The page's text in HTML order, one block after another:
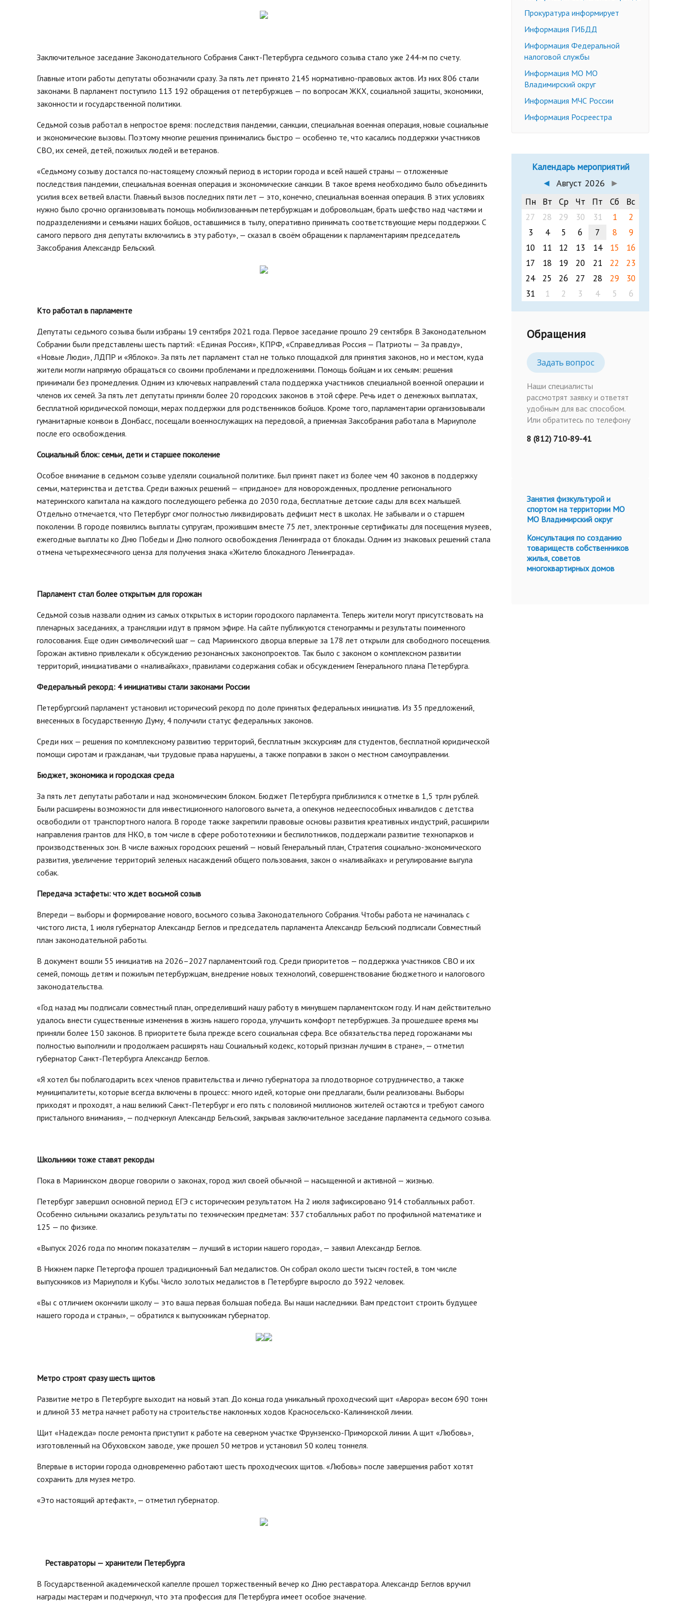
Интерактивная выставка
Антикоррупционная деятельность
Сведения о выборах
Чтобы помнили
Порядок поступления на
муниципальную службу, Вакансии
Газета «Владимирский округ»
Результаты проверок
Статистическая информация
Муниципальный заказ
потребительский рынок
Информация для мигрантов
Недееспособные граждане
Эмансипация
Изменение имени и фамилии
несовершеннолетнему до 14 лет
Формы заявлений
Действующее законодательство
Заключительное заседание Законодательного Собрания Санкт-Петербурга седьмого созыва стало уже 244-м по счету.
Главные итоги работы депутаты обозначили сразу. За пять лет принято 2145 нормативно-правовых актов. Из них 806 стали
законами. В парламент поступило 113 192 обращения от петербуржцев — по вопросам ЖКХ, социальной защиты, экономики,
законности и государственной политики.
Седьмой созыв работал в непростое время: последствия пандемии, санкции, специальная военная операция, новые социальные
и экономические вызовы. Поэтому многие решения принимались быстро — особенно те, что касались поддержки участников
СВО, их семей, детей, пожилых людей и ветеранов.
«Седьмому созыву достался по-настоящему сложный период в истории города и всей нашей страны — отложенные
последствия пандемии, специальная военная операция и экономические санкции. В такое время необходимо было объединить
усилия всех ветвей власти. Главный вызов последних пяти лет — это, конечно, специальная военная операция. В этих условиях
нужно было срочно организовывать помощь мобилизованным петербуржцам и добровольцам, брать шефство над частями и
подразделениями и семьями наших бойцов, оставшимися в тылу, оперативно принимать соответствующие меры поддержки. С
самого первого дня депутаты включились в эту работу», — сказал в своём обращении к парламентариям председатель
Заксобрания Александр Бельский.
Кто работал в парламенте
Депутаты седьмого созыва были избраны 19 сентября 2021 года. Первое заседание прошло 29 сентября. В Законодательном
Собрании были представлены шесть партий: «Единая Россия», КПРФ, «Справедливая Россия — Патриоты — За правду»,
«Новые Люди», ЛДПР и «Яблоко». За пять лет парламент стал не только площадкой для принятия законов, но и местом, куда
жители могли напрямую обращаться со своими проблемами и предложениями. Помощь бойцам и их семьям: решения
принимали без промедления. Одним из ключевых направлений стала поддержка участников специальной военной операции и
членов их семей. За пять лет депутаты приняли более 20 городских законов в этой сфере. Речь идет о денежных выплатах,
бесплатной юридической помощи, мерах поддержки для родственников бойцов. Кроме того, парламентарии организовывали
гуманитарные конвои в Донбасс, посещали военнослужащих на передовой, а приемная Заксобрания работала в Мариуполе
после его освобождения.
Социальный блок: семьи, дети и старшее поколение
Особое внимание в седьмом созыве уделяли социальной политике. Был принят пакет из более чем 40 законов в поддержку
семьи, материнства и детства. Среди важных решений — «приданое» для новорожденных, продление регионального
материнского капитала на каждого последующего ребенка до 2030 года, бесплатные детские сады для всех малышей.
Отдельно отмечается, что Петербург смог полностью ликвидировать дефицит мест в школах. Не забывали и о старшем
поколении. В городе появились выплаты супругам, прожившим вместе 75 лет, электронные сертификаты для посещения музеев,
ежегодные выплаты ко Дню Победы и Дню полного освобождения Ленинграда от блокады. Одним из знаковых решений стала
отмена четырехмесячного ценза для получения знака «Жителю блокадного Ленинграда».
Парламент стал более открытым для горожан
Седьмой созыв назвали одним из самых открытых в истории городского парламента. Теперь жители могут присутствовать на
пленарных заседаниях, а трансляции идут в прямом эфире. На сайте публикуются стенограммы и результаты поименного
голосования. Еще один символический шаг — сад Мариинского дворца впервые за 178 лет открыли для свободного посещения.
Горожан активно привлекали к обсуждению резонансных законопроектов. Так было с законом о комплексном развитии
территорий, инициативами о «наливайках», правилами содержания собак и обсуждением Генерального плана Петербурга.
Федеральный рекорд: 4 инициативы стали законами России
Петербургский парламент установил исторический рекорд по доле принятых федеральных инициатив. Из 35 предложений,
внесенных в Государственную Думу, 4 получили статус федеральных законов.
Среди них — решения по комплексному развитию территорий, бесплатным экскурсиям для студентов, бесплатной юридической
помощи сиротам и гражданам, чьи трудовые права нарушены, а также поправки в закон о местном самоуправлении.
Бюджет, экономика и городская среда
За пять лет депутаты работали и над экономическим блоком. Бюджет Петербурга приблизился к отметке в 1,5 трлн рублей.
Были расширены возможности для инвестиционного налогового вычета, а опекунов недееспособных инвалидов с детства
освободили от транспортного налога. В городе также закрепили правовые основы развития креативных индустрий, расширили
направления грантов для НКО, в том числе в сфере робототехники и беспилотников, поддержали развитие технопарков и
производственных зон. В числе важных городских решений — новый Генеральный план, Стратегия социально-экономического
развития, увеличение территорий зеленых насаждений общего пользования, закон о «наливайках» и регулирование выгула
собак.
Передача эстафеты: что ждет восьмой созыв
Впереди — выборы и формирование нового, восьмого созыва Законодательного Собрания. Чтобы работа не начиналась с
чистого листа, 1 июля губернатор Александр Беглов и председатель парламента Александр Бельский подписали Совместный
план законодательной работы.
В документ вошли 55 инициатив на 2026–2027 парламентский год. Среди приоритетов — поддержка участников СВО и их
семей, помощь детям и пожилым петербуржцам, внедрение новых технологий, совершенствование бюджетного и налогового
законодательства.
«Год назад мы подписали совместный план, определивший нашу работу в минувшем парламентском году. И нам действительно
удалось внести существенные изменения в жизнь нашего города, улучшить комфорт петербуржцев. За прошедшее время мы
приняли более 150 законов. В приоритете была прежде всего социальная сфера. Все обязательства перед горожанами мы
полностью выполнили и продолжаем расширять наш Социальный кодекс, который признан лучшим в стране», — отметил
губернатор Санкт-Петербурга Александр Беглов.
«Я хотел бы поблагодарить всех членов правительства и лично губернатора за плодотворное сотрудничество, а также
муниципалитеты, которые всегда включены в процесс: много идей, которые они предлагали, были реализованы. Выборы
приходят и проходят, а наш великий Санкт-Петербург и его пять с половиной миллионов жителей остаются и требуют самого
пристального внимания», — подчеркнул Александр Бельский, закрывая заключительное заседание парламента седьмого созыва.
Школьники тоже ставят рекорды
Пока в Мариинском дворце говорили о законах, город жил своей обычной — насыщенной и активной — жизнью.
Петербург завершил основной период ЕГЭ с историческим результатом. На 2 июля зафиксировано 914 стобалльных работ.
Особенно сильными оказались результаты по техническим предметам: 337 стобалльных работ по профильной математике и
125 — по физике.
«Выпуск 2026 года по многим показателям — лучший в истории нашего города», — заявил Александр Беглов.
В Нижнем парке Петергофа прошел традиционный Бал медалистов. Он собрал около шести тысяч гостей, в том числе
выпускников из Мариуполя и Кубы. Число золотых медалистов в Петербурге выросло до 3922 человек.
«Вы с отличием окончили школу — это ваша первая большая победа. Вы наши наследники. Вам предстоит строить будущее
нашего города и страны», — обратился к выпускникам губернатор.
Метро строят сразу шесть щитов
Развитие метро в Петербурге выходит на новый этап. До конца года уникальный проходческий щит «Аврора» весом 690 тонн
и длиной 33 метра начнет работу на строительстве наклонных ходов Красносельско-Калининской линии.
Щит «Надежда» после ремонта приступит к работе на северном участке Фрунзенско-Приморской линии. А щит «Любовь»,
изготовленный на Обуховском заводе, уже прошел 50 метров и установил 50 колец тоннеля.
Впервые в истории города одновременно работают шесть проходческих щитов. «Любовь» после завершения работ хотят
сохранить для музея метро.
«Это настоящий артефакт», — отметил губернатор.
Реставраторы — хранители Петербурга
В Государственной академической капелле прошел торжественный вечер ко Дню реставратора. Александр Беглов вручил
награды мастерам и подчеркнул, что эта профессия для Петербурга имеет особое значение.
Прокуратура информирует
Информация ГИБДД
Информация Федеральной
налоговой службы
Информация МО МО
Владимирский округ
Информация МЧС России
Информация Росреестра
Календарь мероприятий
◄ Август 2026 ►
Пн Вт Ср Чт Пт Сб
Вс
27
28 29 30 31 1
2
3
4 5 6 7 8
9
10
11 12 13 14 15
16
17
18 19 20 21 22
23
24
25 26 27 28 29
30
31
1 2 3 4 5 6
Обращения
Задать вопрос
Наши специалисты
рассмотрят заявку и ответят
удобным для вас способом.
Или обратитесь по телефону
8 (812) 710-89-41
Занятия физкультурой и
спортом на территории МО
МО Владимирский округ
Консультация по созданию
товариществ собственников
жилья, советов
многоквартирных домов